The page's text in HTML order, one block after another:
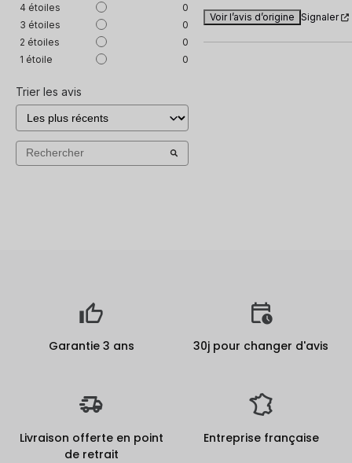
4 étoiles
0
3 étoiles
0
2 étoiles
0
1 étoile 0
Trier les avis
Voir l’avis d’origine Signaler
Garantie 3 ans 30j pour changer d'avis
Livraison offerte en point
de retrait
Entreprise française